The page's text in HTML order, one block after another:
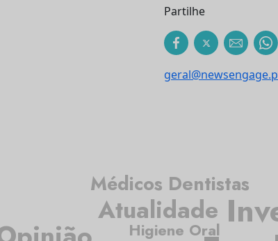
Partilhe
Atualidade
Médicos Dentistas
Higiene Oral